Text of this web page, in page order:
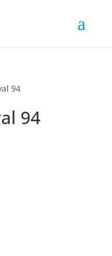
94
94